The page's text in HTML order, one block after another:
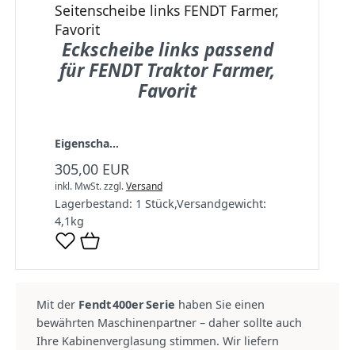
Seitenscheibe links FENDT Farmer,
Favorit
Eckscheibe links passend
für FENDT Traktor Farmer,
Favorit
Eigenscha...
305,00 EUR
inkl. MwSt.zzgl.Versand
Lagerbestand: 1 Stück,Versandgewicht:
4,1 kg
Mit der Fendt 400er Serie haben Sie einen
bewährten Maschinenpartner – daher sollte auch
Ihre Kabinenverglasung stimmen. Wir liefern